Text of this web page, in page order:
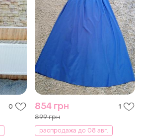
0 854 грн 1
899 грн
распродажа до 08 авг.